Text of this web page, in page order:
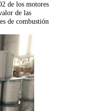
de los motores
de las
de combustión